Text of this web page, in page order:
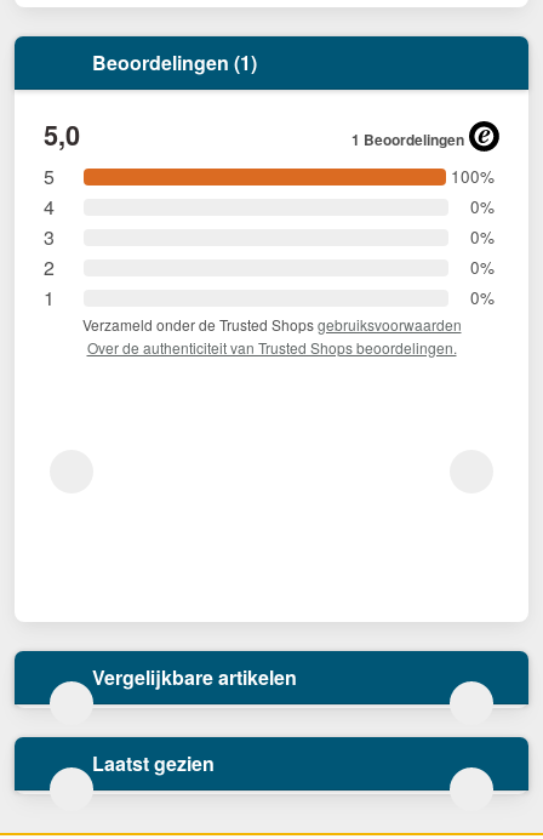
Beoordelingen (1)
5,0 1 Beoordelingen
5 100%
4 0%
3 0%
2 0%
1 0%
Verzameld onder de Trusted Shopsgebruiksvoorwaarden
Over de authenticiteit van Trusted Shops beoordelingen.
Vergelijkbare artikelen
Laatst gezien